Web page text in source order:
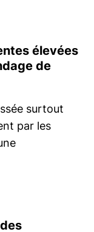
élevées
de
surtout
par les